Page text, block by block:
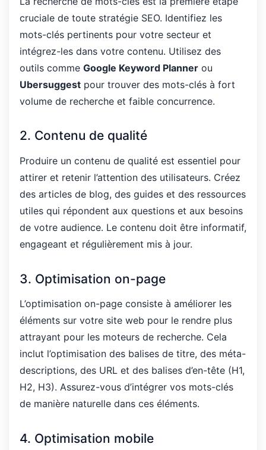
cruciale de toute stratégie SEO. Identifiez les
mots-clés pertinents pour votre secteur et
intégrez-les dans votre contenu. Utilisez des
outils comme Google Keyword Planner ou
Ubersuggest pour trouver des mots-clés à fort
volume de recherche et faible concurrence.
2. Contenu de qualité
Produire un contenu de qualité est essentiel pour
attirer et retenir l’attention des utilisateurs. Créez
des articles de blog, des guides et des ressources
utiles qui répondent aux questions et aux besoins
de votre audience. Le contenu doit être informatif,
engageant et régulièrement mis à jour.
3. Optimisation on-page
L’optimisation on-page consiste à améliorer les
éléments sur votre site web pour le rendre plus
attrayant pour les moteurs de recherche. Cela
inclut l’optimisation des balises de titre, des méta-
descriptions, des URL et des balises d’en-tête (H1,
H2, H3). Assurez-vous d’intégrer vos mots-clés
de manière naturelle dans ces éléments.
4. Optimisation mobile